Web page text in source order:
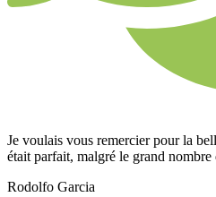
Je voulais vous remercier pour la
était parfait, malgré le grand nombre
Rodolfo Garcia